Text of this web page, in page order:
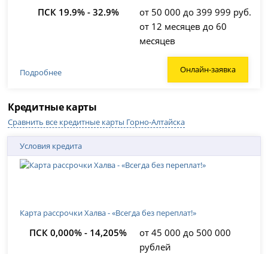
ПСК 19.9% - 32.9%
от 50 000 до 399 999 руб.
от 12 месяцев до 60
месяцев
Подробнее Онлайн-заявка
Кредитные карты
Сравнить все кредитные карты Горно-Алтайска
Условия кредита
Карта рассрочки Халва - «Всегда без переплат!»
ПСК 0,000% - 14,205%
от 45 000 до 500 000
рублей